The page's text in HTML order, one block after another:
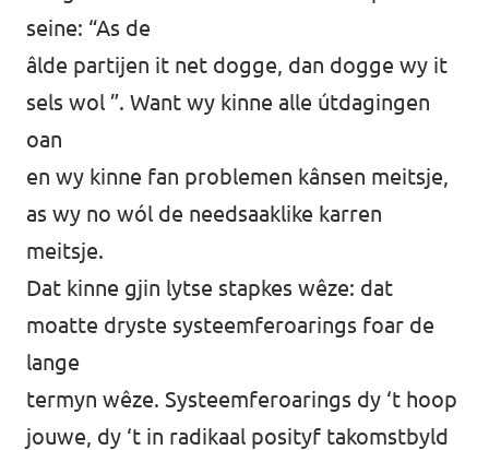
seine: “As de
âlde partijen it net dogge, dan dogge wy it
sels wol ”. Want wy kinne alle útdagingen
oan
en wy kinne fan problemen kânsen meitsje,
as wy no wól de needsaaklike karren
meitsje.
Dat kinne gjin lytse stapkes wêze: dat
moatte dryste systeemferoarings foar de
lange
termyn wêze. Systeemferoarings dy ‘t hoop
jouwe, dy ‘t in radikaal posityf takomstbyld